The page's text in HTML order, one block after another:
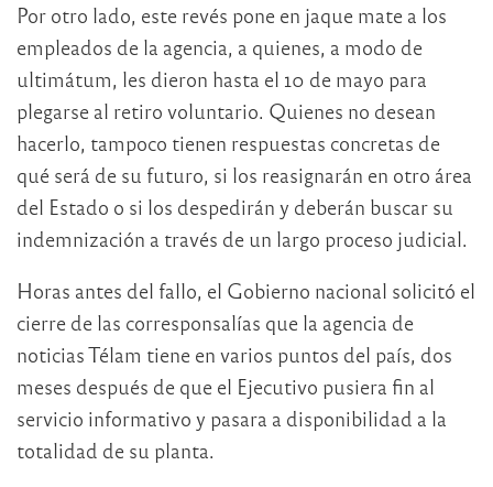
Por otro lado, este revés pone en jaque mate a los
empleados de la agencia, a quienes, a modo de
ultimátum, les dieron hasta el 10 de mayo para
plegarse al retiro voluntario. Quienes no desean
hacerlo, tampoco tienen respuestas concretas de
qué será de su futuro, si los reasignarán en otro área
del Estado o si los despedirán y deberán buscar su
indemnización a través de un largo proceso judicial.
Horas antes del fallo, el Gobierno nacional solicitó el
cierre de las corresponsalías que la agencia de
noticias Télam tiene en varios puntos del país, dos
meses después de que el Ejecutivo pusiera fin al
servicio informativo y pasara a disponibilidad a la
totalidad de su planta.